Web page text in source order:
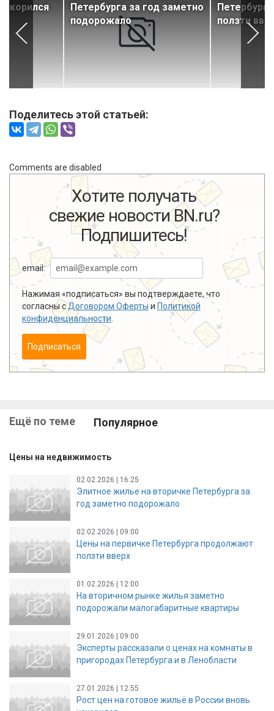
Петербурга за год заметно
подорожало
ползти
Поделитесь этой статьей:
Comments are disabled
Хотите получать
свежие новости BN.ru?
Подпишитесь!
email:
Нажимая «подписаться» вы подтверждаете, что
согласны сДоговором Оферты и Политикой
конфиденциальности
Подписаться
Ещё по теме Популярное
Цены на недвижимость
02.02.2026 | 16:25
Элитное жилье на вторичке Петербурга за
год заметно подорожало
02.02.2026 | 09:00
Цены на первичке Петербурга продолжают
ползти вверх
01.02.2026 | 12:00
На вторичном рынке жилья заметно
подорожали малогабаритные квартиры
29.01.2026 | 09:00
Эксперты рассказали о ценах на комнаты в
пригородах Петербурга и в Ленобласти
27.01.2026 | 12:55
Рост цен на готовое жильё в России вновь